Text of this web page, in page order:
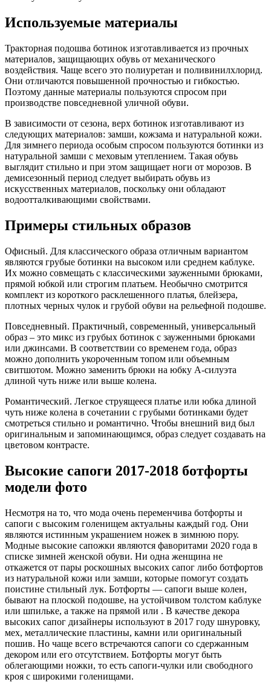
Используемые материалы
Тракторная подошва ботинок изготавливается из прочных
материалов, защищающих обувь от механического
воздействия. Чаще всего это полиуретан и поливинилхлорид.
Они отличаются повышенной прочностью и гибкостью.
Поэтому данные материалы пользуются спросом при
производстве повседневной уличной обуви.
В зависимости от сезона, верх ботинок изготавливают из
следующих материалов: замши, кожзама и натуральной кожи.
Для зимнего периода особым спросом пользуются ботинки из
натуральной замши с меховым утеплением. Такая обувь
выглядит стильно и при этом защищает ноги от морозов. В
демисезонный период следует выбирать обувь из
искусственных материалов, поскольку они обладают
водоотталкивающими свойствами.
Примеры стильных образов
Офисный. Для классического образа отличным вариантом
являются грубые ботинки на высоком или среднем каблуке.
Их можно совмещать с классическими зауженными брюками,
прямой юбкой или строгим платьем. Необычно смотрится
комплект из короткого расклешенного платья, блейзера,
плотных черных чулок и грубой обуви на рельефной подошве.
Повседневный. Практичный, современный, универсальный
образ – это микс из грубых ботинок с зауженными брюками
или джинсами. В соответствии со временем года, образ
можно дополнить укороченным топом или объемным
свитшотом. Можно заменить брюки на юбку А-силуэта
длиной чуть ниже или выше колена.
Романтический. Легкое струящееся платье или юбка длиной
чуть ниже колена в сочетании с грубыми ботинками будет
смотреться стильно и романтично. Чтобы внешний вид был
оригинальным и запоминающимся, образ следует создавать на
цветовом контрасте.
Высокие сапоги 2017-2018 ботфорты
модели фото
Несмотря на то, что мода очень переменчива ботфорты и
сапоги с высоким голенищем актуальны каждый год. Они
являются истинным украшением ножек в зимнюю пору.
Модные высокие сапожки являются фаворитами 2020 года в
списке зимней женской обуви. Ни одна женщина не
откажется от пары роскошных высоких сапог либо ботфортов
из натуральной кожи или замши, которые помогут создать
поистине стильный лук. Ботфорты — сапоги выше колен,
бывают на плоской подошве, на устойчивом толстом каблуке
или шпильке, а также на прямой или . В качестве декора
высоких сапог дизайнеры используют в 2017 году шнуровку,
мех, металлические пластины, камни или оригинальный
пошив. Но чаще всего встречаются сапоги со сдержанным
декором или его отсутствием. Ботфорты могут быть
облегающими ножки, то есть сапоги-чулки или свободного
кроя с широкими голенищами.